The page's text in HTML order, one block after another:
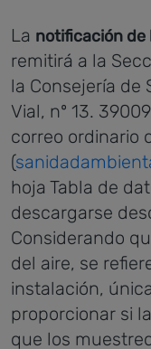
La notificación de
remitirá a la
la Consejería de
Vial, nº 13.
correo ordinario
(
hoja Tabla de
descargarse
Considerando
del aire, se
instalación,
proporcionar si
que los